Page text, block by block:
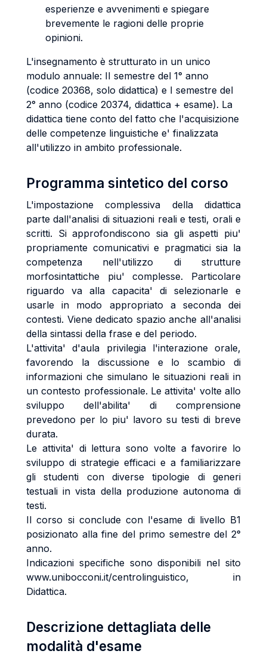
esperienze e avvenimenti e spiegare
brevemente le ragioni delle proprie
opinioni.
L'insegnamento è strutturato in un unico
modulo annuale: II semestre del 1° anno
(codice 20368, solo didattica) e I semestre del
2° anno (codice 20374, didattica + esame). La
didattica tiene conto del fatto che l'acquisizione
delle competenze linguistiche e' finalizzata
all'utilizzo in ambito professionale.
Programma sintetico del corso
L'impostazione complessiva della didattica
parte dall'analisi di situazioni reali e testi, orali e
scritti. Si approfondiscono sia gli aspetti piu'
propriamente comunicativi e pragmatici sia la
competenza nell'utilizzo di strutture
morfosintattiche piu' complesse. Particolare
riguardo va alla capacita' di selezionarle e
usarle in modo appropriato a seconda dei
contesti. Viene dedicato spazio anche all'analisi
della sintassi della frase e del periodo.
L'attivita' d'aula privilegia l'interazione orale,
favorendo la discussione e lo scambio di
informazioni che simulano le situazioni reali in
un contesto professionale. Le attivita' volte allo
sviluppo dell'abilita' di comprensione
prevedono per lo piu' lavoro su testi di breve
durata.
Le attivita' di lettura sono volte a favorire lo
sviluppo di strategie efficaci e a familiarizzare
gli studenti con diverse tipologie di generi
testuali in vista della produzione autonoma di
testi.
Il corso si conclude con l'esame di livello B1
posizionato alla fine del primo semestre del 2°
anno.
Indicazioni specifiche sono disponibili nel sito
www.unibocconi.it/centrolinguistico, in
Didattica.
Descrizione dettagliata delle
modalità d'esame